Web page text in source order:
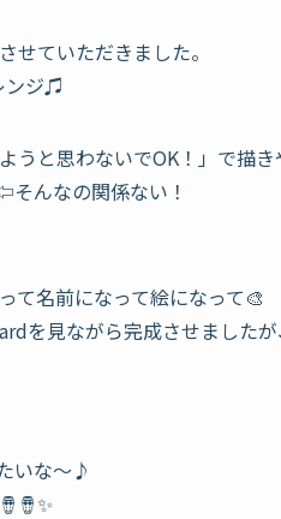
せていただきました。
ンジ♫
うと思わないでOK！」で描
そんなの関係ない！
て名前になって絵になって🎨
を見ながら完成させました
いな〜♪